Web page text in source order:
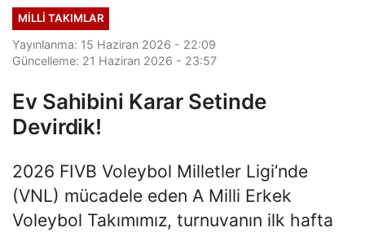
MILLI TAKIMLAR
Yayınlanma: 15 Haziran 2026 - 22:09
Güncelleme: 21 Haziran 2026 - 23:57
Ev Sahibini Karar Setinde
Devirdik!
2026 FIVB Voleybol Milletler Ligi’nde
(VNL) mücadele eden A Milli Erkek
Voleybol Takımımız, turnuvanın ilk hafta